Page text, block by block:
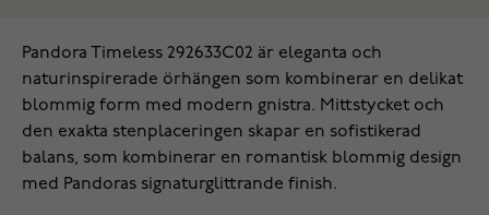
Pandora Timeless 292633C02 är eleganta och
naturinspirerade örhängen som kombinerar en delikat
blommig form med modern gnistra. Mittstycket och
den exakta stenplaceringen skapar en sofistikerad
balans, som kombinerar en romantisk blommig design
med Pandoras signaturglittrande finish.